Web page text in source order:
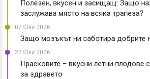
Полезен, вкусен и засищащ: Защо
заслужава място на всяка трапеза?
07 Юли 2026
Защо мозъкът ни саботира добрите
22 Юли 2026
Прасковите – вкусни летни плодове
за здравето